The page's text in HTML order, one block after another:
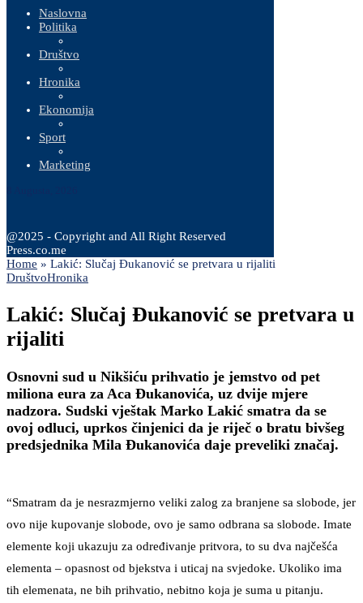
Naslovna
Politika
Društvo
Hronika
Ekonomija
Sport
Marketing
@2025 - Copyright and All Right Reserved
Press.co.me
Home » Lakić: Slučaj Đukanović se pretvara u rijaliti
DruštvoHronika
Lakić: Slučaj Đukanović se pretvara u
rijaliti
Osnovni sud u Nikšiću prihvatio je jemstvo od pet
miliona eura za Aca Đukanovića, uz dvije mjere
nadzora. Sudski vještak Marko Lakić smatra da se
ovoj odluci, uprkos činjenici da je riječ o bratu bivšeg
predsjednika Mila Đukanovića daje preveliki značaj.
“Smatram da je nesrazmjerno veliki zalog za branjene sa slobode, jer
ovo nije kupovanje slobode, ovo je samo odbrana sa slobode. Imate
elemente koji ukazuju za određivanje pritvora, to su dva najčešća
elementa – opasnost od bjekstva i uticaj na svjedoke. Ukoliko ima
tih elemenata, ne bih prihvatio, nebitno koja je suma u pitanju.